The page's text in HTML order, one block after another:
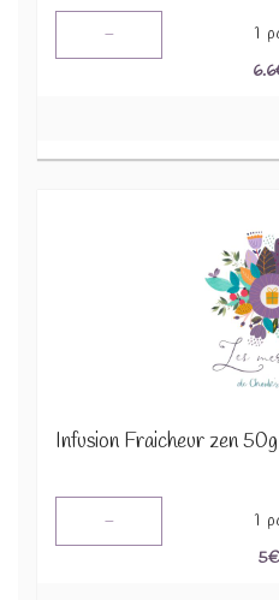
- 1
6.6
Infusion Fraicheur zen 50g
- 1
5€